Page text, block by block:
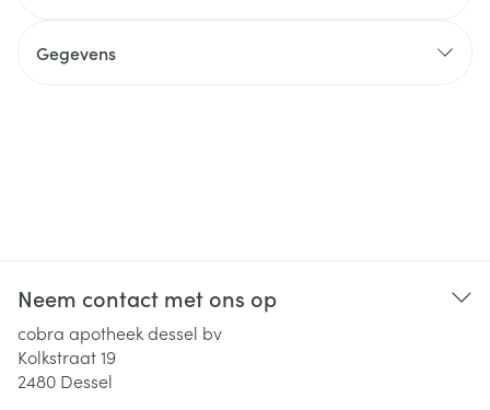
Gegevens
Neem contact met ons op
cobra apotheek dessel bv
Kolkstraat 19
2480 Dessel